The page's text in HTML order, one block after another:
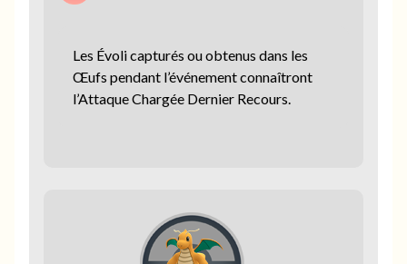
Les Évoli capturés ou obtenus dans les
Œufs pendant l’événement connaîtront
l’Attaque Chargée Dernier Recours.